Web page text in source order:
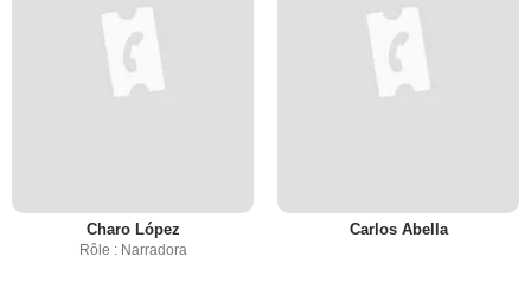
Charo López
Rôle : Narradora
Carlos Abella